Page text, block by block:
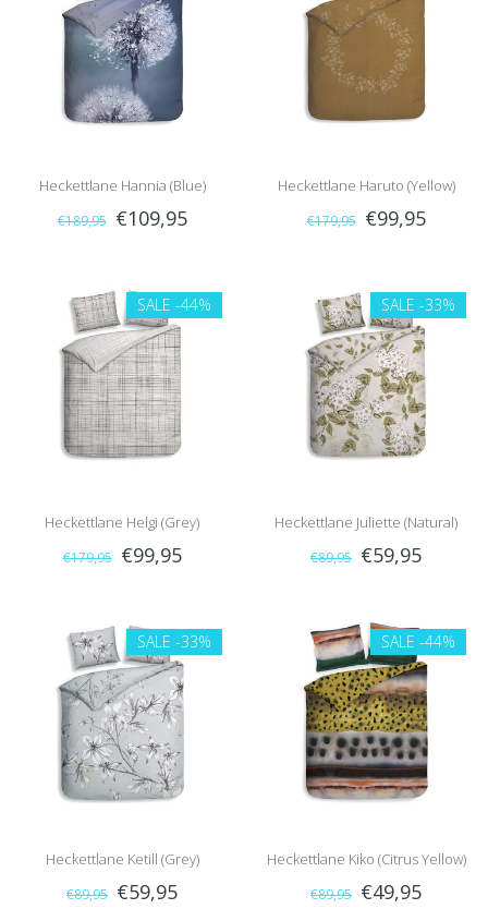
Heckettlane Hannia (Blue)
€189,95 €109,95
Heckettlane Haruto (Yellow)
€179,95 €99,95
SALE -44%
Heckettlane Helgi (Grey)
€179,95 €99,95
SALE -33%
Heckettlane Juliette (Natural)
€89,95 €59,95
SALE -33%
Heckettlane Ketill (Grey)
€89,95 €59,95
SALE -44%
Heckettlane Kiko (Citrus Yellow)
€89,95 €49,95